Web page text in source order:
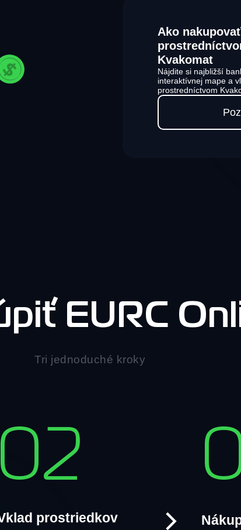
Ako
Kvakomat
Nájdite si najbližší
interaktívnej mape a
prostredníctvom
EURC
Tri jednoduché kroky
02
prostriedkov